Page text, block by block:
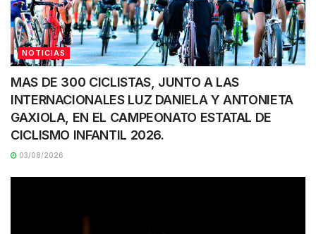
NOTICIAS
MAS DE 300 CICLISTAS, JUNTO A LAS
INTERNACIONALES LUZ DANIELA Y ANTONIETA
GAXIOLA, EN EL CAMPEONATO ESTATAL DE
CICLISMO INFANTIL 2026.
03/08/2026